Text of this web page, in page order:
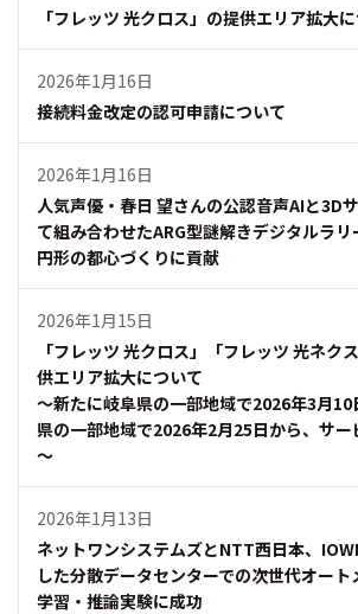
「フレッツ 光クロス」の提供エリア拡大
2026年1月16日
接続料金改定の認可申請について
2026年1月16日
人気声優・春日 望さんの公認音声AIと3D
て組み合わせたARG型謎解きデジタルラ
円形の都心づくりに貢献
2026年1月15日
「フレッツ 光クロス」「フレッツ 光ネク
供エリア拡大について
～新たに岐阜県の一部地域で2026年3月10
県の一部地域で2026年2月25日から、サー
～
2026年1月13日
ネットワンシステムズとNTT西日本、
した分散データセンターでの次世代オート
学習・推論実験に成功